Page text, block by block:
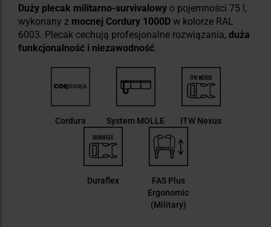
Duży plecak militarno-survivalowy o pojemności 75 l,
wykonany z mocnej Cordury 1000D w kolorze RAL
6003. Plecak cechują profesjonalne rozwiązania, duża
funkcjonalność i niezawodność.
Cordura System MOLLE ITW Nexus
Duraflex
FAS Plus
Ergonomic
(Military)